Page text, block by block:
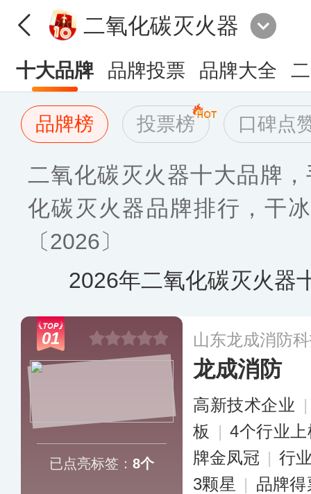
二氧化碳灭火器
十大品牌 品牌投票 品牌大全
品牌榜 投票榜 口碑点
二氧化碳灭火器十大品牌
化碳灭火器品牌排行，干
〔2026〕
2026年二氧化碳灭火器
01
已点亮标签： 8个
山东龙成消防
龙成消防
高新技术企业
板
| 4个行业
牌金凤冠 | 行
3颗星 | 品牌得